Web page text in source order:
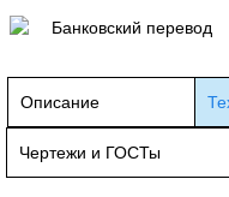
Банковский перевод
Описание
Чертежи и ГОСТы